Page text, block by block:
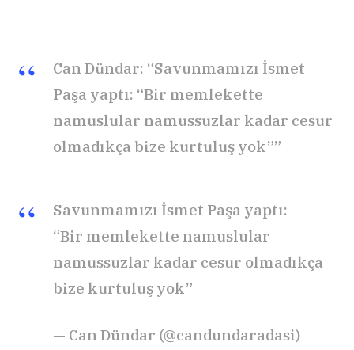
Can Dündar: “Savunmamızı İsmet
Paşa yaptı: “Bir memlekette
namuslular namussuzlar kadar cesur
olmadıkça bize kurtuluş yok””
Savunmamızı İsmet Paşa yaptı:
“Bir memlekette namuslular
namussuzlar kadar cesur olmadıkça
bize kurtuluş yok”
— Can Dündar (@candundaradasi)